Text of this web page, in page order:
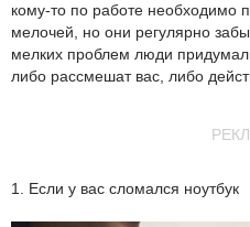
кому-то по работе необходимо
мелочей, но они регулярно
мелких проблем люди
либо рассмешат вас, либо
1. Если у вас сломался ноутбук